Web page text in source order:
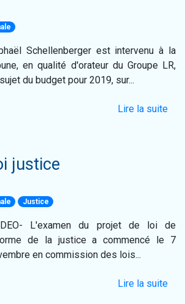
Schellenberger est intervenu à la
en qualité d'orateur du Groupe LR,
du budget pour 2019, sur...
Lire la suite
justice
Justice
L'examen du projet de loi de
de la justice a commencé le 7
en commission des lois...
Lire la suite